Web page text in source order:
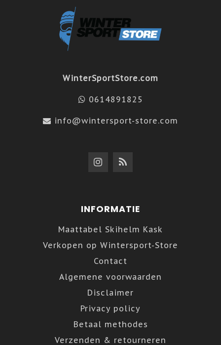
WinterSportStore.com
0614891825
info@wintersport-store.com
INFORMATIE
Maattabel Skihelm Kask
Verkopen op Wintersport-Store
Contact
Algemene voorwaarden
Disclaimer
Privacy policy
Betaal methodes
Verzenden & retourneren